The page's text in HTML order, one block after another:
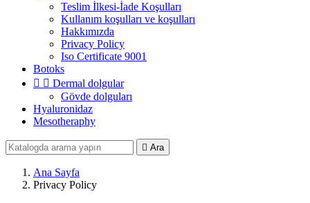
Teslim İlkesi-İade Koşulları
Kullanım koşulları ve koşulları
Hakkımızda
Privacy Policy
Iso Certificate 9001
Botoks
  Dermal dolgular
Gövde dolguları
Hyaluronidaz
Mesotheraphy
 Ara
Ana Sayfa
Privacy Policy